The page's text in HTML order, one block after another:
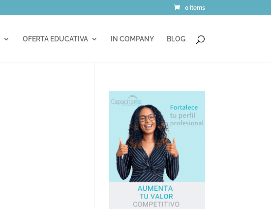
0 Items
OFERTA EDUCATIVA IN COMPANY BLOG